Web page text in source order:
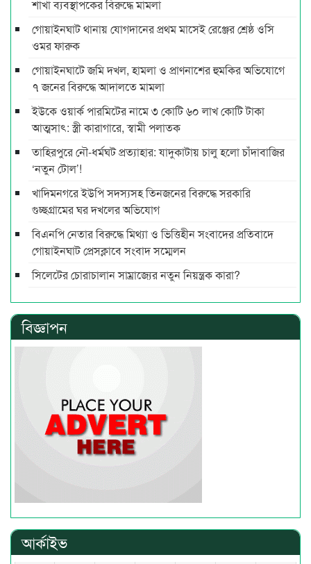
শাখা ব্যবস্থাপকের বিরুদ্ধে মামলা
গোয়াইনঘাট থানায় যোগদানের প্রথম মাসেই রেঞ্জের শ্রেষ্ঠ ওসি
ওমর ফারুক
গোয়াইনঘাটে জমি দখল, হামলা ও প্রাণনাশের হুমকির অভিযোগে
৭ জনের বিরুদ্ধে আদালতে মামলা
ইউকে ওয়ার্ক পারমিটের নামে ৩ কোটি ৬০ লাখ কোটি টাকা
আত্মসাৎ: স্ত্রী কারাগারে, স্বামী পলাতক
তাহিরপুরে নৌ-ধর্মঘট প্রত্যাহার: যাদুকাটায় চালু হলো চাঁদাবাজির
‘নতুন টোল’!
খাদিমনগরে ইউপি সদস্যসহ তিনজনের বিরুদ্ধে সরকারি
গুচ্ছগ্রামের ঘর দখলের অভিযোগ
বিএনপি নেতার বিরুদ্ধে মিথ্যা ও ভিত্তিহীন সংবাদের প্রতিবাদে
গোয়াইনঘাট প্রেসক্লাবে সংবাদ সম্মেলন
সিলেটের চোরাচালান সাম্রাজ্যের নতুন নিয়ন্ত্রক কারা?
বিজ্ঞাপন
আর্কাইভ